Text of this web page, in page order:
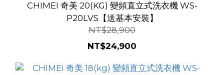
CHIMEI 奇美 20(KG) 變頻直立式洗衣機 WS-
P20LVS【送基本安裝】
NT$28,900
NT$24,900